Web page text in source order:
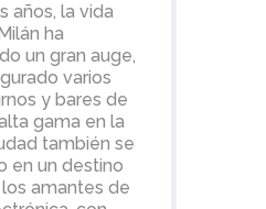
años, la vida
ha
un gran auge,
varios
y bares de
gama en la
también se
en un destino
amantes de